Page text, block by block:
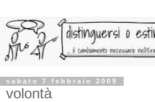
sabato 7 febbraio 2009
volontà